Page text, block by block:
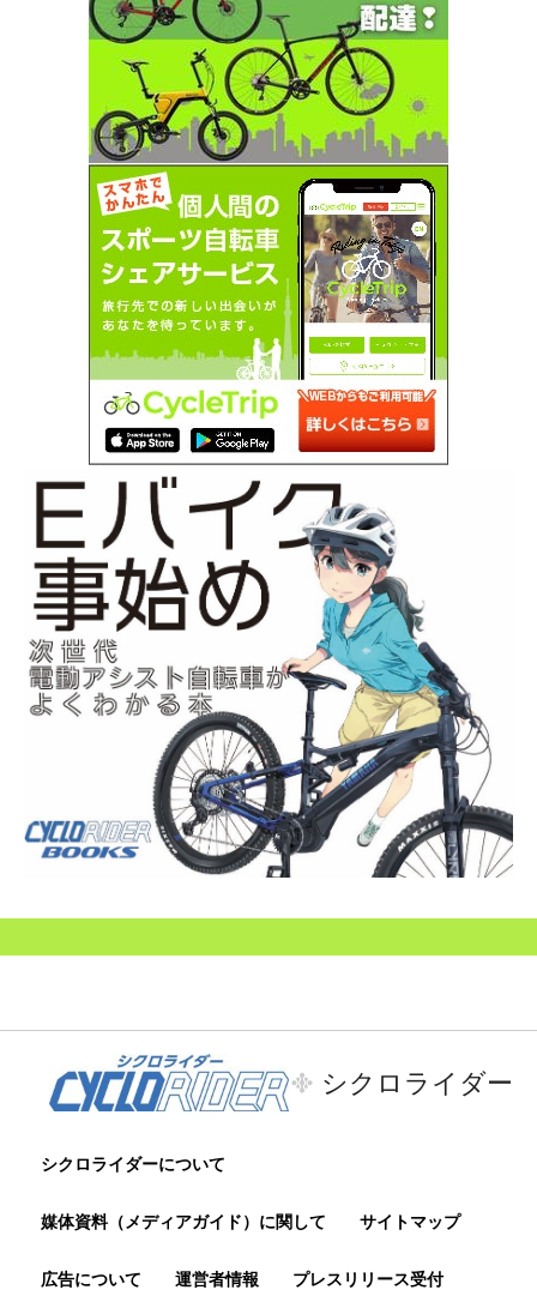
シクロライダー
シクロライダーについて
媒体資料（メディアガイド）に関して サイトマップ
広告について 運営者情報 プレスリリース受付